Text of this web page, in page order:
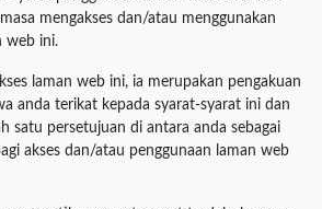
mengakses dan/atau menggunakan
web ini.
laman web ini, ia merupakan pengakuan
anda terikat kepada syarat-syarat ini dan
satu persetujuan di antara anda sebagai
akses dan/atau penggunaan laman web